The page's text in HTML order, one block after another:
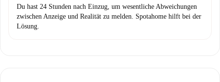
Du hast 24 Stunden nach Einzug, um wesentliche Abweichungen
zwischen Anzeige und Realität zu melden. Spotahome hilft bei der
Lösung.